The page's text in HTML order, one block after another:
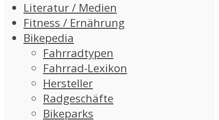
Literatur / Medien
Fitness / Ernährung
Bikepedia
Fahrradtypen
Fahrrad-Lexikon
Hersteller
Radgeschäfte
Bikeparks